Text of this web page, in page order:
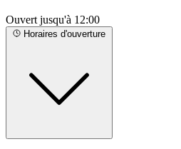
pierre-zajec-website-
arrêts suivants :
Bus - Kermoguer
Ouvert jusqu'à 12:00
Horaires d'ouverture